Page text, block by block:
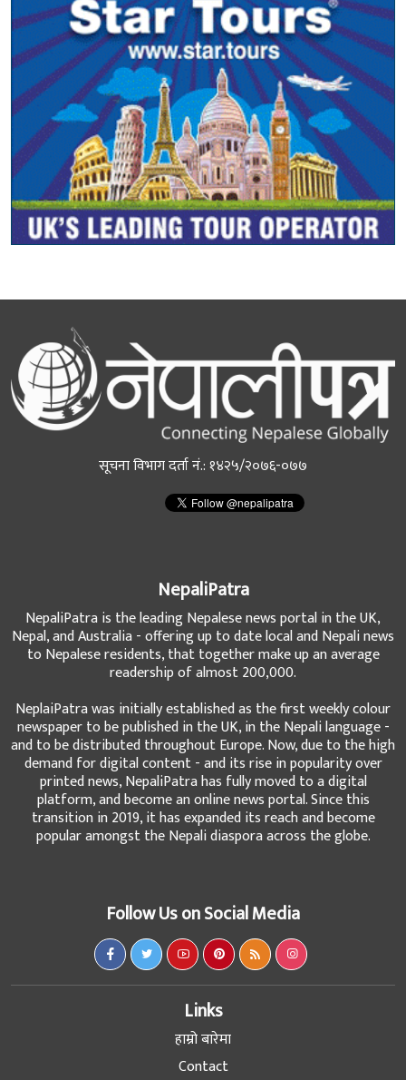
सूचना विभाग दर्ता नं.: १४२५/२०७६-०७७
NepaliPatra
NepaliPatra is the leading Nepalese news portal in the UK,
Nepal, and Australia - offering up to date local and Nepali news
to Nepalese residents, that together make up an average
readership of almost 200,000.
NeplaiPatra was initially established as the first weekly colour
newspaper to be published in the UK, in the Nepali language -
and to be distributed throughout Europe. Now, due to the high
demand for digital content - and its rise in popularity over
printed news, NepaliPatra has fully moved to a digital
platform, and become an online news portal. Since this
transition in 2019, it has expanded its reach and become
popular amongst the Nepali diaspora across the globe.
Follow Us on Social Media
Links
हाम्रो बारेमा
Contact